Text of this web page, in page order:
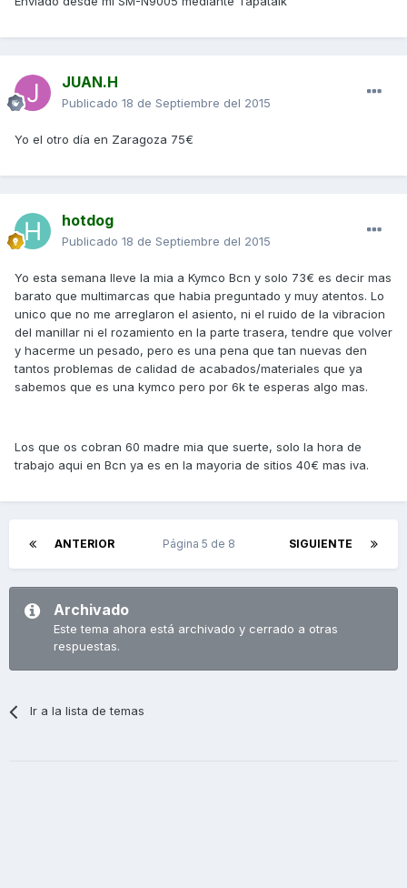
JUAN.H
Publicado 18 de Septiembre del 2015
Yo el otro día en Zaragoza 75€
hotdog
Publicado 18 de Septiembre del 2015
Yo esta semana lleve la mia a Kymco Bcn y solo 73€ es decir mas
barato que multimarcas que habia preguntado y muy atentos. Lo
unico que no me arreglaron el asiento, ni el ruido de la vibracion
del manillar ni el rozamiento en la parte trasera, tendre que volver
y hacerme un pesado, pero es una pena que tan nuevas den
tantos problemas de calidad de acabados/materiales que ya
sabemos que es una kymco pero por 6k te esperas algo mas.
Los que os cobran 60 madre mia que suerte, solo la hora de
trabajo aqui en Bcn ya es en la mayoria de sitios 40€ mas iva.
ANTERIOR SIGUIENTE
Página 5 de 8
Archivado
Este tema ahora está archivado y cerrado a otras
respuestas.
Ir a la lista de temas